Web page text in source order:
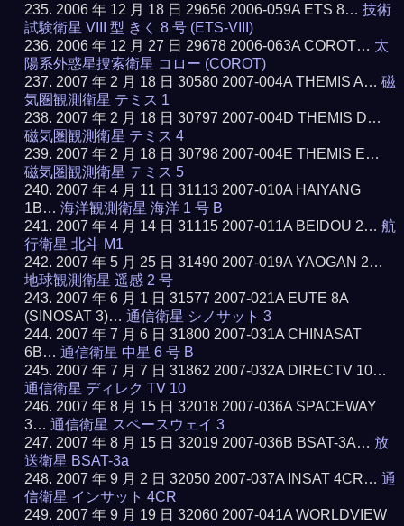
2006 年 12 月 18 日 29656 2006-059A ETS 8…技術
試験衛星 VIII 型 きく 8 号 (ETS-VIII)
2006 年 12 月 27 日 29678 2006-063A COROT… 太
陽系外惑星捜索衛星 コロー (COROT)
2007 年 2 月 18 日 30580 2007-004A THEMIS A…磁
気圏観測衛星 テミス 1
2007 年 2 月 18 日 30797 2007-004D THEMIS D…
磁気圏観測衛星 テミス 4
2007 年 2 月 18 日 30798 2007-004E THEMIS E…
磁気圏観測衛星 テミス 5
2007 年 4 月 11 日 31113 2007-010A HAIYANG
1B…海洋観測衛星 海洋 1 号 B
2007 年 4 月 14 日 31115 2007-011A BEIDOU 2…航
行衛星 北斗 M1
2007 年 5 月 25 日 31490 2007-019A YAOGAN 2…
地球観測衛星 遥感 2 号
2007 年 6 月 1 日 31577 2007-021A EUTE 8A
(SINOSAT 3)…通信衛星 シノサット 3
2007 年 7 月 6 日 31800 2007-031A CHINASAT
6B…通信衛星 中星 6 号 B
2007 年 7 月 7 日 31862 2007-032A DIRECTV 10…
通信衛星 ディレク TV 10
2007 年 8 月 15 日 32018 2007-036A SPACEWAY
3…通信衛星 スペースウェイ 3
2007 年 8 月 15 日 32019 2007-036B BSAT-3A… 放
送衛星 BSAT-3a
2007 年 9 月 2 日 32050 2007-037A INSAT 4CR…通
信衛星 インサット 4CR
2007 年 9 月 19 日 32060 2007-041A WORLDVIEW